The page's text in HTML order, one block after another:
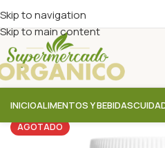
Skip to navigation
Skip to main content
INICIOALIMENTOS Y BEBIDAS
AGOTADO